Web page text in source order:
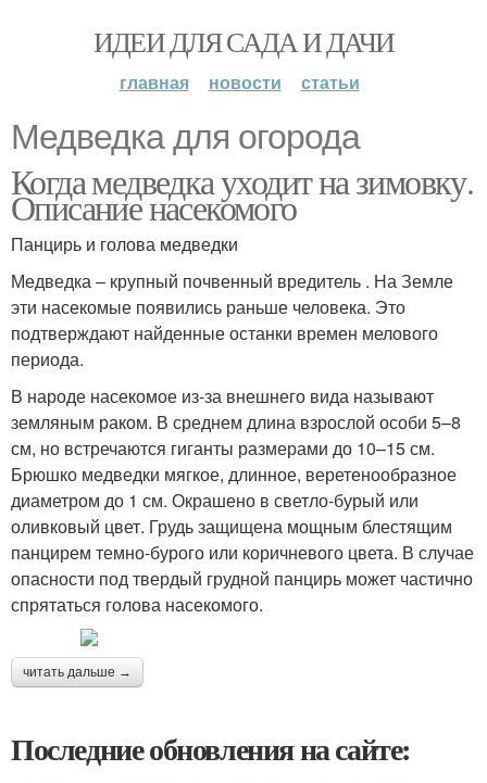
ИДЕИ ДЛЯ САДА И ДАЧИ
главная новости статьи
Медведка для огорода
Когда медведка уходит на зимовку.
Описание насекомого
Панцирь и голова медведки
Медведка – крупный почвенный вредитель . На Земле
эти насекомые появились раньше человека. Это
подтверждают найденные останки времен мелового
периода.
В народе насекомое из-за внешнего вида называют
земляным раком. В среднем длина взрослой особи 5–8
см, но встречаются гиганты размерами до 10–15 см.
Брюшко медведки мягкое, длинное, веретенообразное
диаметром до 1 см. Окрашено в светло-бурый или
оливковый цвет. Грудь защищена мощным блестящим
панцирем темно-бурого или коричневого цвета. В случае
опасности под твердый грудной панцирь может частично
спрятаться голова насекомого.
читать дальше →
Последние обновления на сайте: